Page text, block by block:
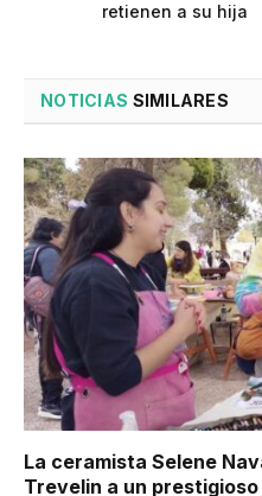
retienen a su hija
NOTICIAS SIMILARES
La ceramista Selene
Trevelin a un